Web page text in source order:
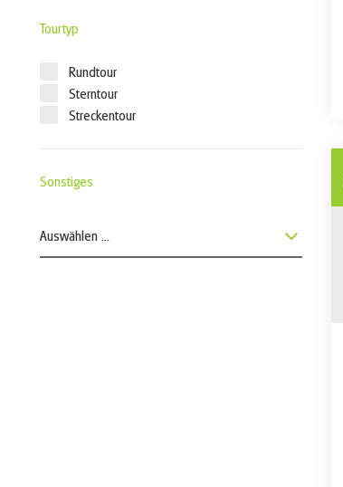
Tourtyp
Rundtour
Sterntour
Streckentour
Sonstiges
Auswählen ...